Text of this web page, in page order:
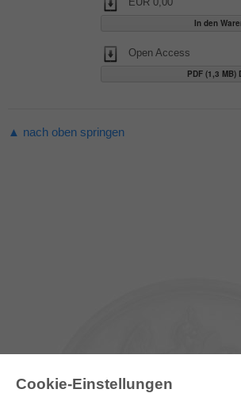
Cookie-Einstellungen
Open Access
PDF (1,3 MB)
▲ nach oben springen